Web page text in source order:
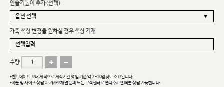
인솔키높이 추가(선택)
가죽 색상 변경을 원하실 경우 색상 기재
수량
*핸드메이드 오더 제작으로 제작기간 평일 기준 약 7~10일정도 소요됩니다.
*제품 및 사이즈 상담 시 카카오채널 문의 또는 고객센터로 연락주시면 빠른 상담 가능합니다.